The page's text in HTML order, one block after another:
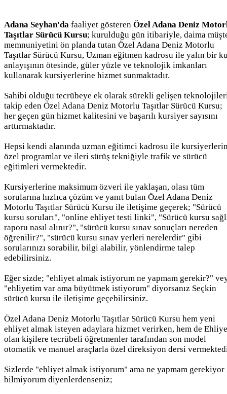
Adana Seyhan'da faaliyet gösteren Özel Adana Deniz
Taşıtlar Sürücü Kursu; kurulduğu gün itibariyle, daima
memnuniyetini ön planda tutan Özel Adana Deniz Motorlu
Taşıtlar Sürücü Kursu, Uzman eğitmen kadrosu ile yalın bir
anlayışının ötesinde, güler yüzle ve teknolojik imkanları
kullanarak kursiyerlerine hizmet sunmaktadır.
Sahibi olduğu tecrübeye ek olarak sürekli gelişen
takip eden Özel Adana Deniz Motorlu Taşıtlar Sürücü Kursu;
her geçen gün hizmet kalitesini ve başarılı kursiyer sayısını
arttırmaktadır.
Hepsi kendi alanında uzman eğitimci kadrosu ile
özel programlar ve ileri sürüş tekniğiyle trafik ve sürücü
eğitimleri vermektedir.
Kursiyerlerine maksimum özveri ile yaklaşan, olası tüm
sorularına hızlıca çözüm ve yanıt bulan Özel Adana Deniz
Motorlu Taşıtlar Sürücü Kursu ile iletişime geçerek; "Sürücü
kursu soruları", "online ehliyet testi linki", "Sürücü kursu
raporu nasıl alınır?", "sürücü kursu sınav sonuçları nereden
öğrenilir?", "sürücü kursu sınav yerleri nerelerdir" gibi
sorularınızı sorabilir, bilgi alabilir, yönlendirme talep
edebilirsiniz.
Eğer sizde; "ehliyet almak istiyorum ne yapmam gerekir?"
"ehliyetim var ama büyütmek istiyorum" diyorsanız Seçkin
sürücü kursu ile iletişime geçebilirsiniz.
Özel Adana Deniz Motorlu Taşıtlar Sürücü Kursu hem yeni
ehliyet almak isteyen adaylara hizmet verirken, hem de
olan kişilere tecrübeli öğretmenler tarafından son model
otomatik ve manuel araçlarla özel direksiyon dersi
Sizlerde "ehliyet almak istiyorum" ama ne yapmam gerekiyor
bilmiyorum diyenlerdenseniz;